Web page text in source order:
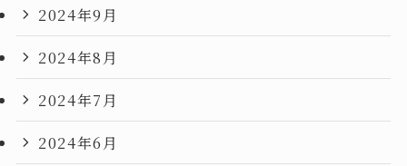
2024年9月
2024年8月
2024年7月
2024年6月